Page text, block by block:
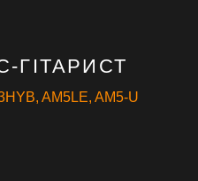
ГІТАРИСТ
,AM5LE,AM5-U